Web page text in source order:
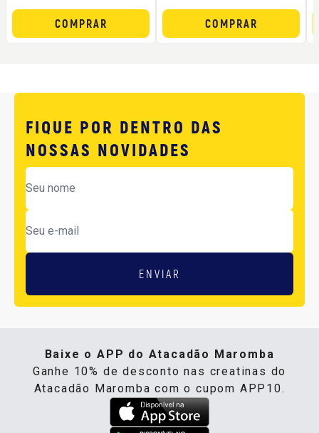
COMPRAR COMPRAR
FIQUE POR DENTRO DAS
NOSSAS NOVIDADES
ENVIAR
Baixe o APP do Atacadão Maromba
Ganhe 10% de desconto nas creatinas do
Atacadão Maromba com o cupom APP10.